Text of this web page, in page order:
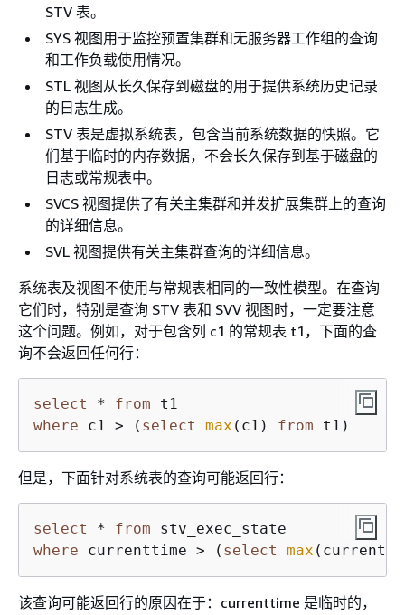
STV 表。
SYS 视图用于监控预置集群和无服务器工作组的查询
和工作负载使用情况。
STL 视图从长久保存到磁盘的用于提供系统历史记录
的日志生成。
STV 表是虚拟系统表，包含当前系统数据的快照。它
们基于临时的内存数据，不会长久保存到基于磁盘的
日志或常规表中。
SVCS 视图提供了有关主集群和并发扩展集群上的查询
的详细信息。
SVL 视图提供有关主集群查询的详细信息。
系统表及视图不使用与常规表相同的一致性模型。在查询
它们时，特别是查询 STV 表和 SVV 视图时，一定要注意
这个问题。例如，对于包含列 c1 的常规表 t1，下面的查
询不会返回任何行：
select * from
where c1 > ( select max (c1) from t1)
但是，下面针对系统表的查询可能返回行：
select * from
where currenttime > ( select max
该查询可能返回行的原因在于：currenttime 是临时的，